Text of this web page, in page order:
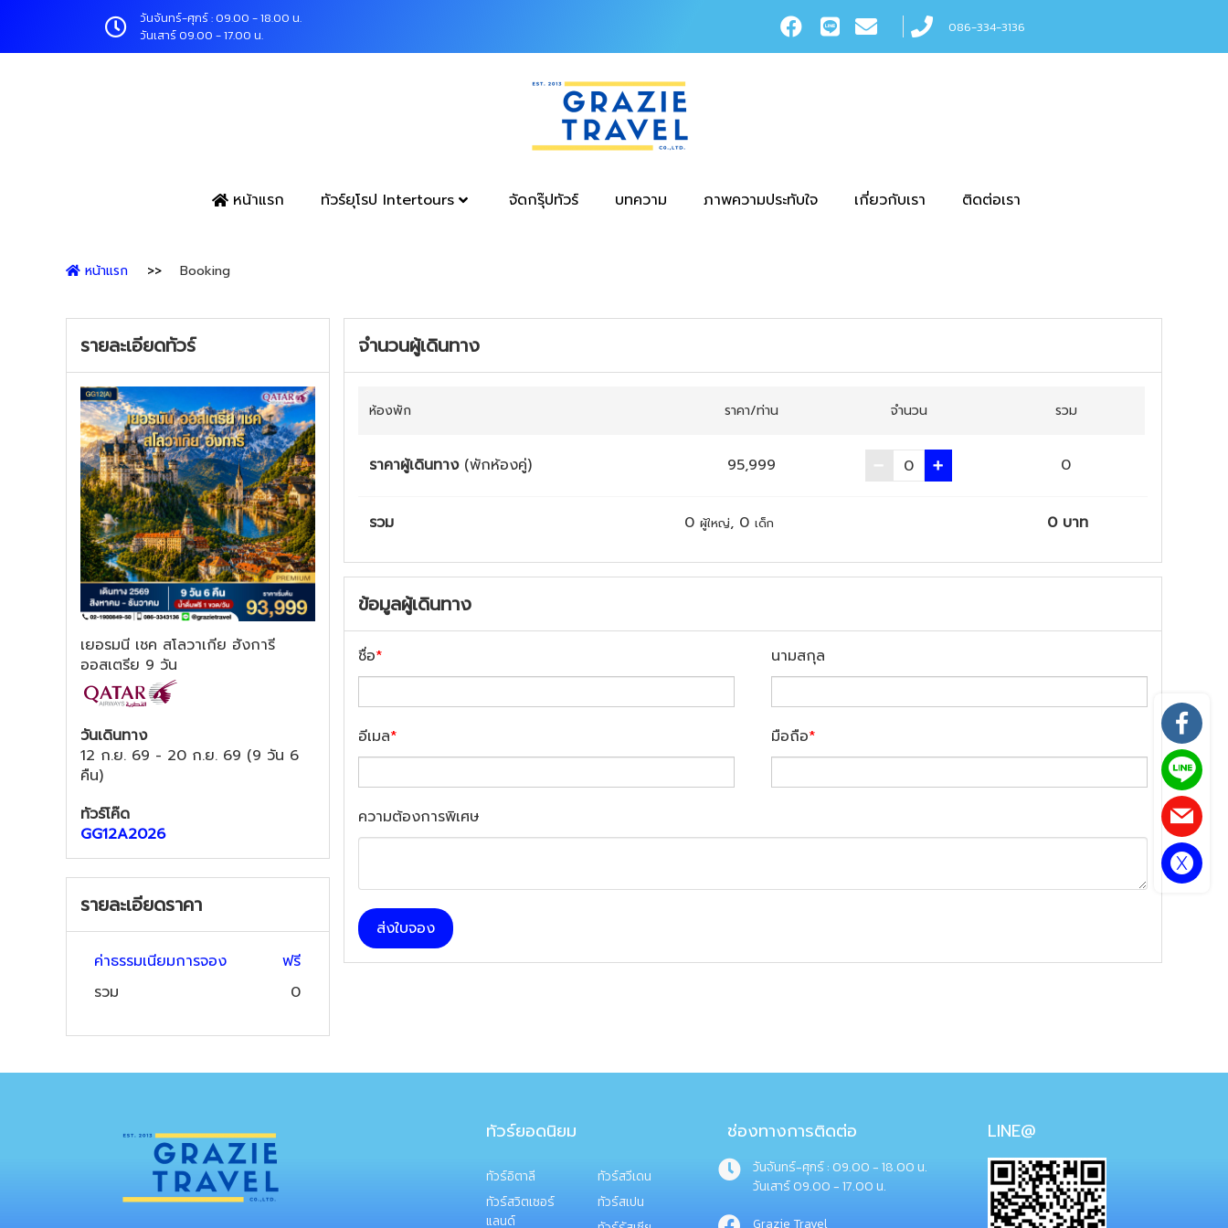
วันจันทร์-ศุกร์ : 09.00 - 18.00 น.
วันเสาร์ 09.00 - 17.00 น.
086-334-3136
หน้าแรก ทัวร์ยุโรป Intertours จัดกรุ๊ปทัวร์ บทความ ภาพความประทับใจ เกี่ยวกับเรา ติดต่อเรา
หน้าแรก Booking
รายละเอียดทัวร์
เยอรมนี เชค สโลวาเกีย ฮังการี
ออสเตรีย 9 วัน
วันเดินทาง
12 ก.ย. 69 - 20 ก.ย. 69 (9 วัน 6
คืน)
ทัวร์โค๊ด
GG12A2026
รายละเอียดราคา
ค่าธรรมเนียมการจอง
ฟรี
รวม
0
จำนวนผู้เดินทาง
ห้องพัก ราคา/ท่าน จำนวน รวม
ราคาผู้เดินทาง (พักห้องคู่) 95,999 0
รวม 0 ผู้ใหญ่, 0 เด็ก 0 บาท
ข้อมูลผู้เดินทาง
ชื่อ* นามสกุล
อีเมล* มือถือ*
ความต้องการพิเศษ
ส่งใบจอง
ทัวร์ยอดนิยม
ทัวร์อิตาลี
ทัวร์สวิตเซอร์
แลนด์
ทัวร์สวีเดน
ทัวร์สเปน
ช่องทางการติดต่อ
วันจันทร์-ศุกร์ : 09.00 - 18.00 น.
วันเสาร์ 09.00 - 17.00 น.
Grazie Travel
LINE@